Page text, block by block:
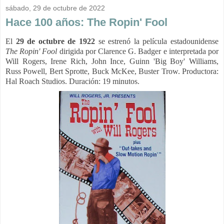
sábado, 29 de octubre de 2022
Hace 100 años: The Ropin' Fool
El 29 de octubre de 1922 se estrenó la película estadounidense
The Ropin' Fool dirigida por Clarence G. Badger e interpretada por
Will Rogers, Irene Rich, John Ince, Guinn 'Big Boy' Williams,
Russ Powell, Bert Sprotte, Buck McKee, Buster Trow. Productora:
Hal Roach Studios. Duración: 19 minutos.